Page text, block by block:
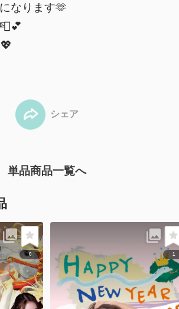
なります🫶
シェア
単品商品一覧へ
0 1